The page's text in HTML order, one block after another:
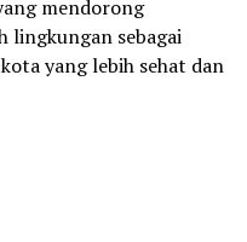
mendorong
lingkungan sebagai
yang lebih sehat dan